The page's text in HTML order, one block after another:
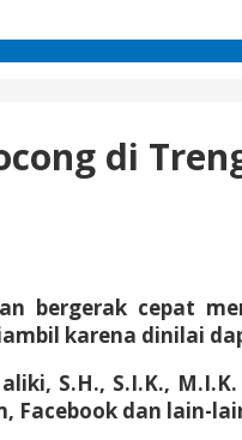
di
bergerak cepat
karena dinilai
S.H., S.I.K.,
Facebook dan lain-